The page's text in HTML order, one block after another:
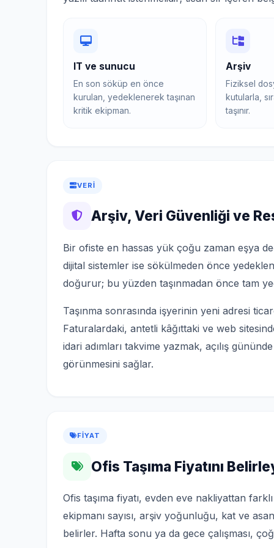
IT ve sunucu
En son söküp en önce
kurulan, yedeklenerek taşınan
kritik ekipman.
Arşiv
Fiziksel
kutularla,
taşınır.
VERI
Arşiv, Veri Güvenliği ve
Bir ofiste en hassas yük çoğu zaman eşya
dijital sistemler ise sökülmeden önce
doğurur; bu yüzden taşınmadan önce tam
Taşınma sonrasında işyerinin yeni adresi
Faturalardaki, antetli kâğıttaki ve web
idari adımları takvime yazmak, açılış
görünmesini sağlar.
FIYAT
Ofis Taşıma Fiyatını
Ofis taşıma fiyatı, evden eve nakliyattan
ekipmanı sayısı, arşiv yoğunluğu, kat ve
belirler. Hafta sonu ya da gece çalışması,